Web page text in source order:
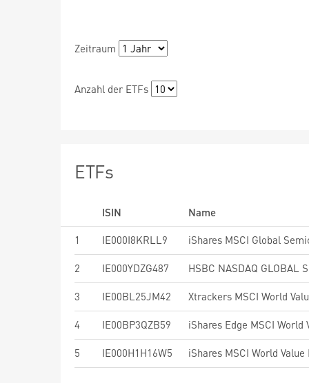
Zeitraum
Anzahl der ETFs
ETFs
ISIN
Name
1
IE000I8KRLL9
2 IE000YDZG487
3 IE00BL25JM42 Xtrackers MSCI World
4 IE00BP3QZB59
5 IE000H1H16W5